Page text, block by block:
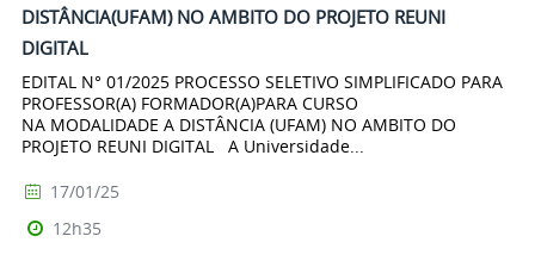
DISTÂNCIA(UFAM) NO AMBITO DO PROJETO REUNI
DIGITAL
EDITAL N° 01/2025 PROCESSO SELETIVO SIMPLIFICADO PARA
PROFESSOR(A) FORMADOR(A)PARA CURSO
NA MODALIDADE A DISTÂNCIA (UFAM) NO AMBITO DO
PROJETO REUNI DIGITAL A Universidade...
17/01/25
12h35